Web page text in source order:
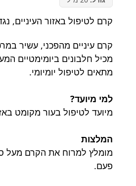
קרם לטיפול באזור העיניים,
קרם עיניים מהפכני, עשיר
מכיל חלבונים ביומימטיים
מתאים לטיפול יומיומי.
למי מיועד?
מיועד לטיפול בעור מקומט
המלצות
מומלץ למרוח את הקרם מעל
פעם.